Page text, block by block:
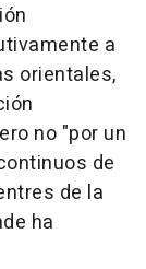
a
orientales,
no "por un
de
de la
ha